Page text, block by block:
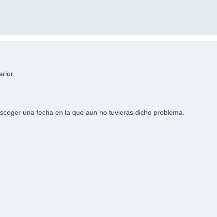
una fecha en la que aun no tuvieras dicho problema.